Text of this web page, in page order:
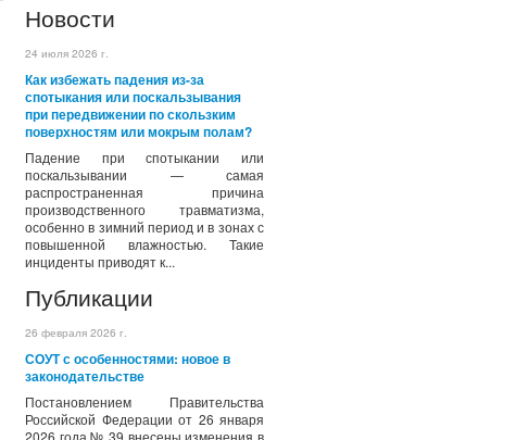
Новости
24 июля 2026 г.
Как избежать падения из-за
спотыкания или поскальзывания
при передвижении по скользким
поверхностям или мокрым полам?
Падение при спотыкании или
поскальзывании — самая
распространенная причина
производственного травматизма,
особенно в зимний период и в зонах с
повышенной влажностью. Такие
инциденты приводят к...
Публикации
26 февраля 2026 г.
СОУТ с особенностями: новое в
законодательстве
Постановлением Правительства
Российской Федерации от 26 января